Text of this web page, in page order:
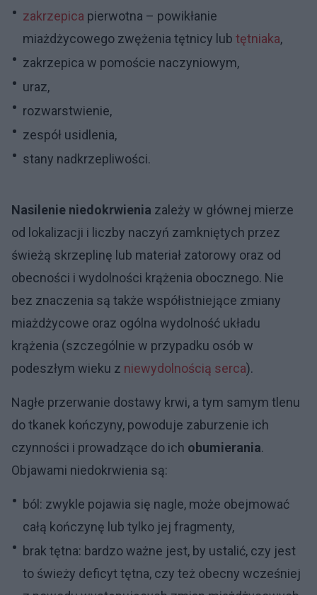
zakrzepica pierwotna – powikłanie
miażdżycowego zwężenia tętnicy lub tętniaka,
zakrzepica w pomoście naczyniowym,
uraz,
rozwarstwienie,
zespół usidlenia,
stany nadkrzepliwości.
Nasilenie niedokrwienia zależy w głównej mierze
od lokalizacji i liczby naczyń zamkniętych przez
świeżą skrzeplinę lub materiał zatorowy oraz od
obecności i wydolności krążenia obocznego. Nie
bez znaczenia są także współistniejące zmiany
miażdżycowe oraz ogólna wydolność układu
krążenia (szczególnie w przypadku osób w
podeszłym wieku z niewydolnością serca).
Nagłe przerwanie dostawy krwi, a tym samym tlenu
do tkanek kończyny, powoduje zaburzenie ich
czynności i prowadzące do ich obumierania.
Objawami niedokrwienia są:
ból: zwykle pojawia się nagle, może obejmować
całą kończynę lub tylko jej fragmenty,
brak tętna: bardzo ważne jest, by ustalić, czy jest
to świeży deficyt tętna, czy też obecny wcześniej